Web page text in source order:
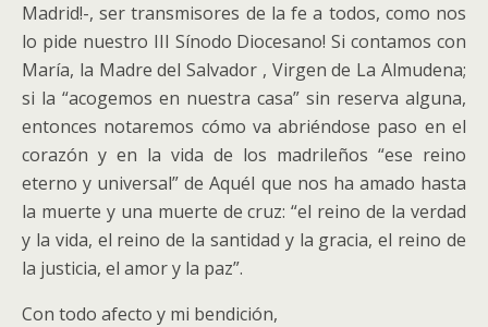
Madrid!-, ser transmisores de la fe a todos, como nos
lo pide nuestro III Sínodo Diocesano! Si contamos con
María, la Madre del Salvador , Virgen de La Almudena;
si la “acogemos en nuestra casa” sin reserva alguna,
entonces notaremos cómo va abriéndose paso en el
corazón y en la vida de los madrileños “ese reino
eterno y universal” de Aquél que nos ha amado hasta
la muerte y una muerte de cruz: “el reino de la verdad
y la vida, el reino de la santidad y la gracia, el reino de
la justicia, el amor y la paz”.
Con todo afecto y mi bendición,